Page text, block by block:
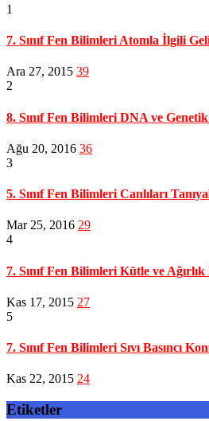
1
7. Sınıf Fen Bilimleri Atomla İlgili
Ara 27, 2015 39
2
8. Sınıf Fen Bilimleri DNA ve
Ağu 20, 2016 36
3
5. Sınıf Fen Bilimleri Canlıları
Mar 25, 2016 29
4
7. Sınıf Fen Bilimleri Kütle ve
Kas 17, 2015 27
5
7. Sınıf Fen Bilimleri Sıvı Basıncı
Kas 22, 2015 24
Etiketler